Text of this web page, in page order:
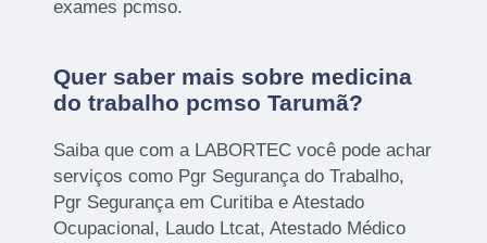
exames pcmso.
Quer saber mais sobre medicina
do trabalho pcmso Tarumã?
Saiba que com a LABORTEC você pode achar
serviços como Pgr Segurança do Trabalho,
Pgr Segurança em Curitiba e Atestado
Ocupacional, Laudo Ltcat, Atestado Médico